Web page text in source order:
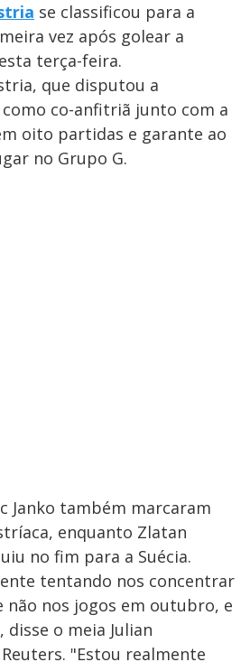
se classificou para a
vez após golear a
terça-feira.
que disputou a
como co-anfitriã junto com a
oito partidas e garante ao
no Grupo G.
Janko também marcaram
enquanto Zlatan
no fim para a Suécia.
tentando nos concentrar
não nos jogos em outubro, e
o meia Julian
"Estou realmente